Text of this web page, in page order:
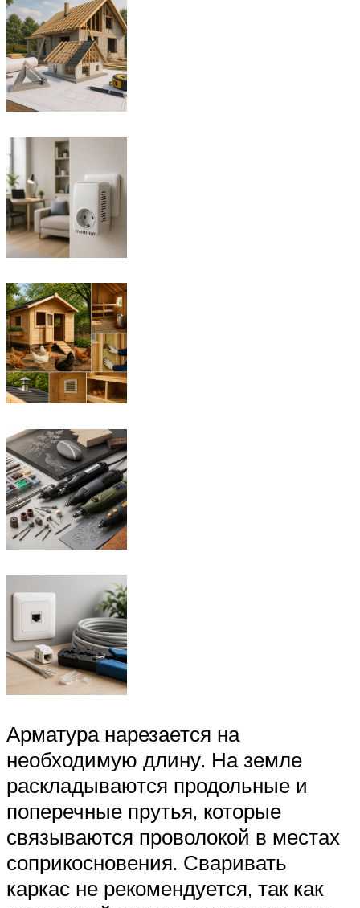
Арматура нарезается на
необходимую длину. На земле
раскладываются продольные и
поперечные прутья, которые
связываются проволокой в местах
соприкосновения. Сваривать
каркас не рекомендуется, так как